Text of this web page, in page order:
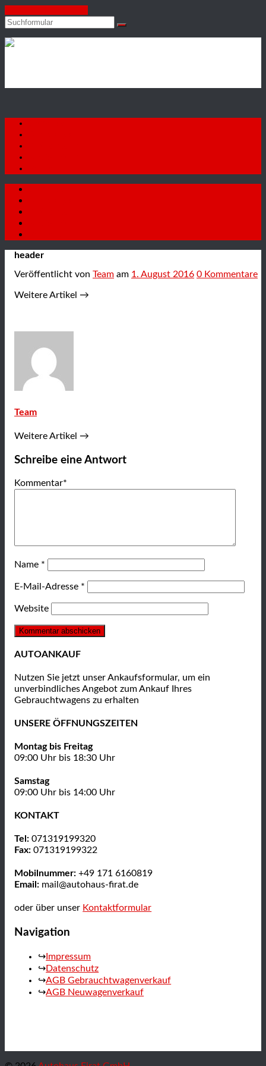
Suchen
Autohaus
header
Veröffentlicht von Team am 1. August 2016 0 Kommentare
Weitere Artikel →
Team
Weitere Artikel →
Schreibe eine Antwort
Kommentar*
Name *
E-Mail-Adresse *
Website
AUTOANKAUF
Nutzen Sie jetzt unser Ankaufsformular, um ein
unverbindliches Angebot zum Ankauf Ihres
Gebrauchtwagens zu erhalten
UNSERE ÖFFNUNGSZEITEN
Montag bis Freitag
09:00 Uhr bis 18:30 Uhr
Samstag
09:00 Uhr bis 14:00 Uhr
KONTAKT
Tel: 071319199320
Fax: 071319199322
Mobilnummer: +49 171 6160819
Email: mail@autohaus-firat.de
oder über unser Kontaktformular
Navigation
Impressum
Datenschutz
AGB Gebrauchtwagenverkauf
AGB Neuwagenverkauf